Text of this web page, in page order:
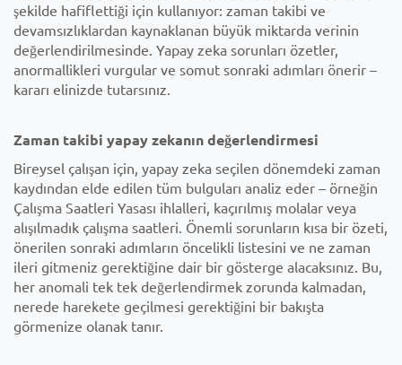
şekilde hafiflettiği için kullanıyor: zaman takibi ve
devamsızlıklardan kaynaklanan büyük miktarda verinin
değerlendirilmesinde. Yapay zeka sorunları özetler,
anormallikleri vurgular ve somut sonraki adımları önerir –
kararı elinizde tutarsınız.
Zaman takibi yapay zekanın değerlendirmesi
Bireysel çalışan için, yapay zeka seçilen dönemdeki zaman
kaydından elde edilen tüm bulguları analiz eder – örneğin
Çalışma Saatleri Yasası ihlalleri, kaçırılmış molalar veya
alışılmadık çalışma saatleri. Önemli sorunların kısa bir özeti,
önerilen sonraki adımların öncelikli listesini ve ne zaman
ileri gitmeniz gerektiğine dair bir gösterge alacaksınız. Bu,
her anomali tek tek değerlendirmek zorunda kalmadan,
nerede harekete geçilmesi gerektiğini bir bakışta
görmenize olanak tanır.